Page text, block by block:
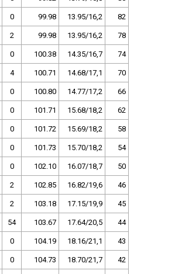
0 99.98 13.95/16,2 82
2 99.98 13.95/16,2 78
0 100.38 14.35/16,7 74
4 100.71 14.68/17,1 70
0 100.80 14.77/17,2 66
0 101.71 15.68/18,2 62
0 101.72 15.69/18,2 58
0 101.73 15.70/18,2 54
0 102.10 16.07/18,7 50
2 102.85 16.82/19,6 46
2 103.18 17.15/19,9 45
54 103.67 17.64/20,5 44
0 104.19 18.16/21,1 43
0 104.73 18.70/21,7 42